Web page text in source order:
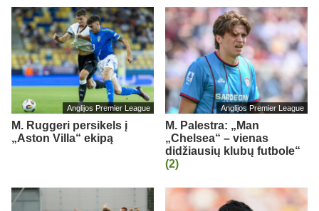
Anglijos Premier League
M. Ruggeri persikels į
„Aston Villa“ ekipą
Anglijos Premier League
M. Palestra: „Man
„Chelsea“ – vienas
didžiausių klubų futbole“
(2)